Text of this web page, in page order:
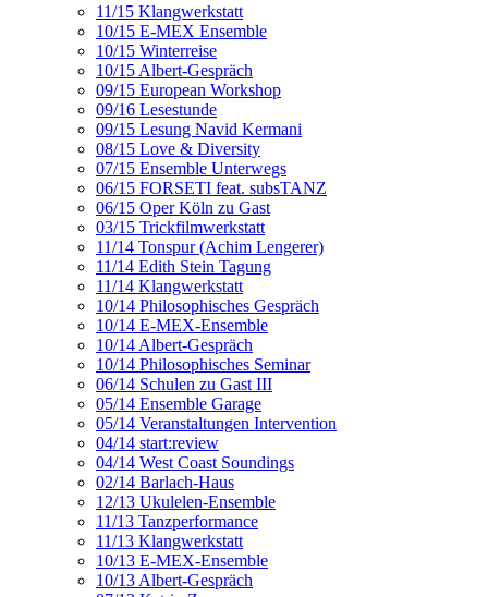
11/15 Klangwerkstatt
10/15 E-MEX Ensemble
10/15 Winterreise
10/15 Albert-Gespräch
09/15 European Workshop
09/16 Lesestunde
09/15 Lesung Navid Kermani
08/15 Love & Diversity
07/15 Ensemble Unterwegs
06/15 FORSETI feat. subsTANZ
06/15 Oper Köln zu Gast
03/15 Trickfilmwerkstatt
11/14 Tonspur (Achim Lengerer)
11/14 Edith Stein Tagung
11/14 Klangwerkstatt
10/14 Philosophisches Gespräch
10/14 E-MEX-Ensemble
10/14 Albert-Gespräch
10/14 Philosophisches Seminar
06/14 Schulen zu Gast III
05/14 Ensemble Garage
05/14 Veranstaltungen Intervention
04/14 start:review
04/14 West Coast Soundings
02/14 Barlach-Haus
12/13 Ukulelen-Ensemble
11/13 Tanzperformance
11/13 Klangwerkstatt
10/13 E-MEX-Ensemble
10/13 Albert-Gespräch